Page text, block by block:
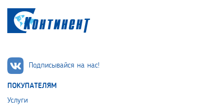
Подписывайся на нас!
ПОКУПАТЕЛЯМ
Услуги